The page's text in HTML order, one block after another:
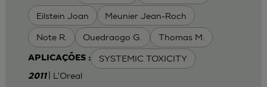
Eilstein Joan Meunier Jean-Roch
Note R. Ouedraogo G. Thomas M.
APLICAÇÕES : SYSTEMIC TOXICITY
2011 | L'Oreal